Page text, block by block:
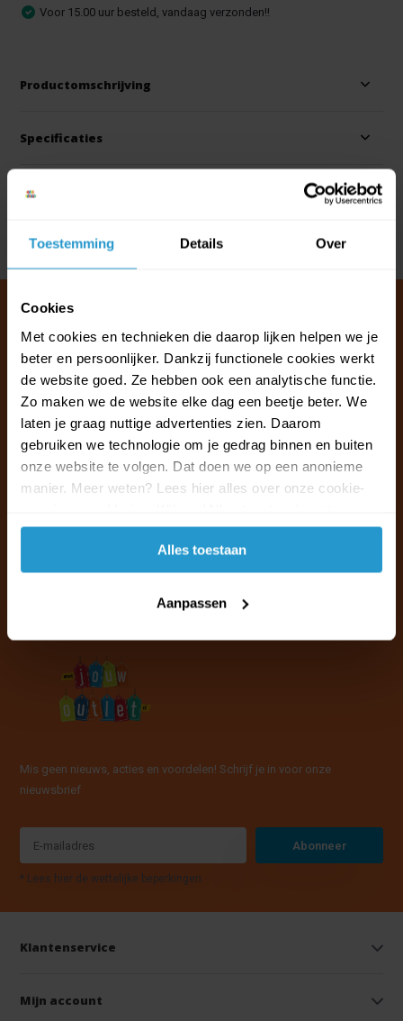
Toestemming Details Over
Cookies
Met cookies en technieken die daarop lijken helpen we je
beter en persoonlijker. Dankzij functionele cookies werkt
de website goed. Ze hebben ook een analytische functie.
Zo maken we de website elke dag een beetje beter. We
laten je graag nuttige advertenties zien. Daarom
gebruiken we technologie om je gedrag binnen en buiten
onze website te volgen. Dat doen we op een anonieme
manier. Meer weten? Lees hier alles over onze cookie-
accepteren.
Alles toestaan
Aanpassen
Voor 15.00 uur besteld, vandaag verzonden!!
Productomschrijving
Specificaties
Reviews
Delen
Klantenservice & FAQ
Wij staan voor u klaar.
Ma t/m vr van 09:30 - 16:00 telefonisch
+31 (0)13 785 62 41
Mis geen nieuws, acties en voordelen! Schrijf je in voor onze
nieuwsbrief
Abonneer
* Lees hier de wettelijke beperkingen
Klantenservice
Mijn account